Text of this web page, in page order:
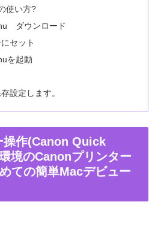
使い方?
ダウンロード
セット
を起動
設定します。
操作(Canon Quick
境のCanonプリンター
ての簡単Macデビュー